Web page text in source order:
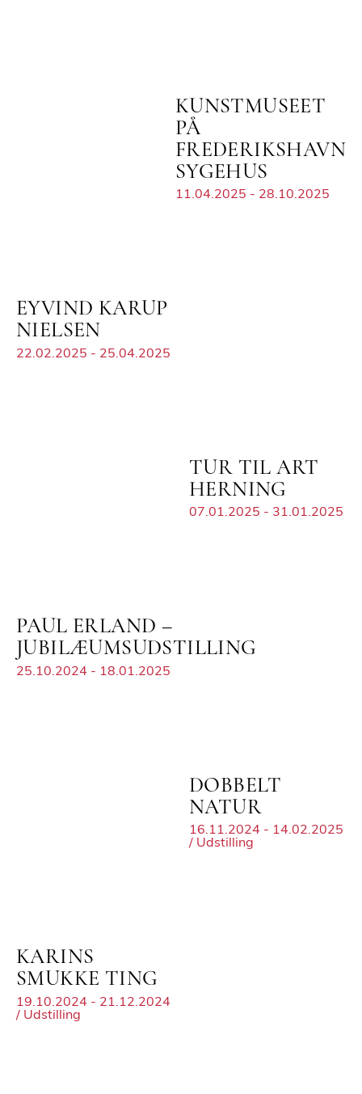
KUNSTMUSEET
PÅ
FREDERIKSHAVN
SYGEHUS
11.04.2025 - 28.10.2025
EYVIND KARUP
NIELSEN
22.02.2025 - 25.04.2025
TUR TIL ART
HERNING
07.01.2025 - 31.01.2025
PAUL ERLAND –
JUBILÆUMSUDSTILLING
25.10.2024 - 18.01.2025
DOBBELT
NATUR
16.11.2024 - 14.02.2025
/ Udstilling
KARINS
SMUKKE TING
19.10.2024 - 21.12.2024
/ Udstilling